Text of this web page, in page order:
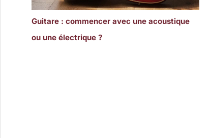
Guitare : commencer avec une acoustique
ou une électrique ?